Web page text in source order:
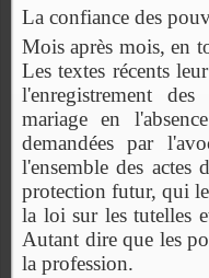
La confiance des
Mois après mois, en
Les textes récents
l'enregistrement
mariage en
demandées par
l'ensemble des actes
protection futur, qui
la loi sur les tutelles
Autant dire que les
la profession.